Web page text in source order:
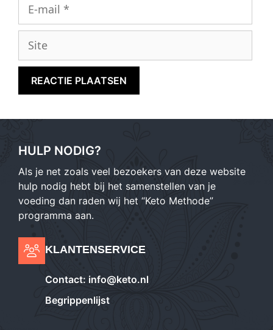
Site
HULP NODIG?
Als je net zoals veel bezoekers van deze website
hulp nodig hebt bij het samenstellen van je
voeding dan raden wij het “Keto Methode”
programma aan.
KLANTENSERVICE
Contact: info@keto.nl
Begrippenlijst